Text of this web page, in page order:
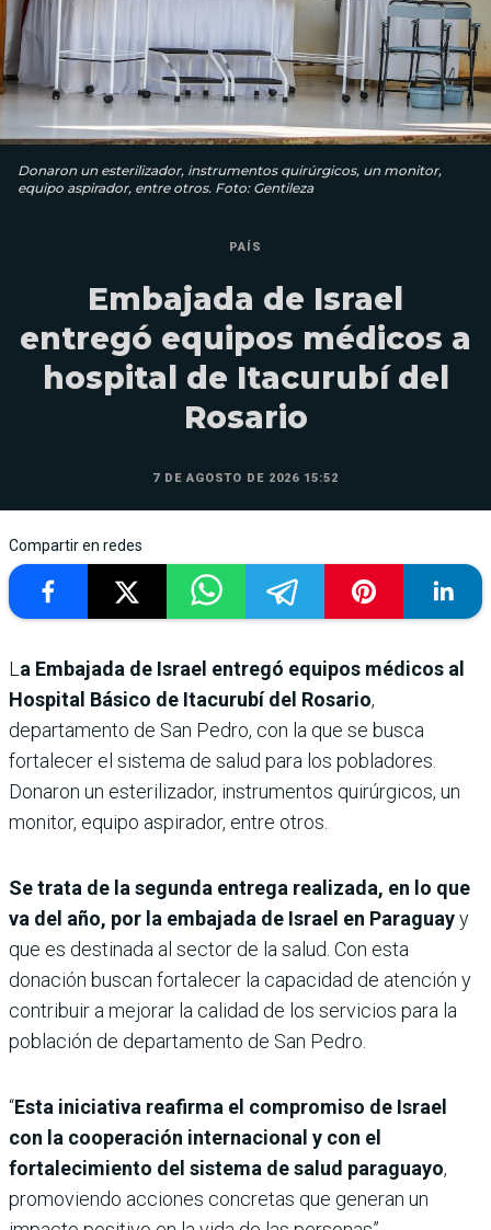
Donaron un esterilizador, instrumentos quirúrgicos, un monitor,
equipo aspirador, entre otros. Foto: Gentileza
PAÍS
Embajada de Israel
entregó equipos médicos a
hospital de Itacurubí del
Rosario
7 DE AGOSTO DE 2026 15:52
Compartir en redes
L a Embajada de Israel entregó equipos médicos al
Hospital Básico de Itacurubí del Rosario,
departamento de San Pedro, con la que se busca
fortalecer el sistema de salud para los pobladores.
Donaron un esterilizador, instrumentos quirúrgicos, un
monitor, equipo aspirador, entre otros.
Se trata de la segunda entrega realizada, en lo que
va del año, por la embajada de Israel en Paraguayy
que es destinada al sector de la salud. Con esta
donación buscan fortalecer la capacidad de atención y
contribuir a mejorar la calidad de los servicios para la
población de departamento de San Pedro.
“Esta iniciativa reafirma el compromiso de Israel
con la cooperación internacional y con el
fortalecimiento del sistema de salud paraguayo,
promoviendo acciones concretas que generan un